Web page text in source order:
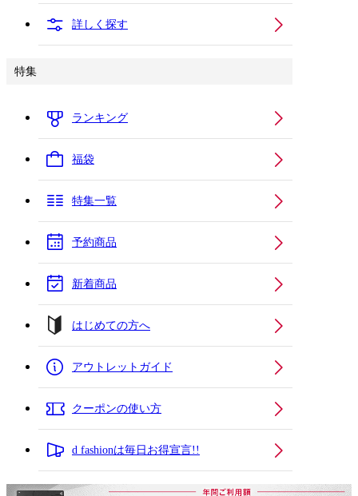
詳しく探す
特集
ランキング
福袋
特集一覧
予約商品
新着商品
はじめての方へ
アウトレットガイド
クーポンの使い方
d fashionは毎日お得宣言!!